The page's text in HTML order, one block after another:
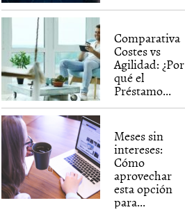
Comparativa
Costes vs
Agilidad: ¿Por
qué el
Préstamo...
Meses sin
intereses:
Cómo
aprovechar
esta opción
para...